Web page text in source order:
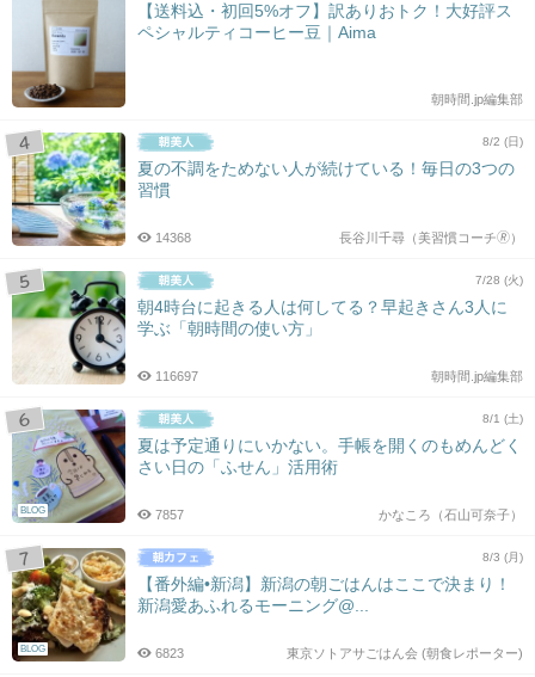
【送料込・初回5%オフ】訳ありおトク！大好評ス
ペシャルティコーヒー豆｜Aima
朝時間.jp編集部
8/2 (日)
夏の不調をためない人が続けている！毎日の3つの
習慣
長谷川千尋（美習慣コーチ🄬）
14368
7/28 (火)
朝4時台に起きる人は何してる？早起きさん3人に
学ぶ「朝時間の使い方」
朝時間.jp編集部
116697
BLOG
8/1 (土)
夏は予定通りにいかない。手帳を開くのもめんどく
さい日の「ふせん」活用術
かなころ（石山可奈子）
7857
BLOG
8/3 (月)
【番外編•新潟】新潟の朝ごはんはここで決まり！
新潟愛あふれるモーニング@...
東京ソトアサごはん会 (朝食レポーター)
6823